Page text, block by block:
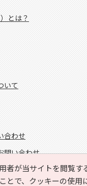
者が当サイトを閲覧
とで、クッキーの使用
とは？
いて
合わせ
問い合わせ